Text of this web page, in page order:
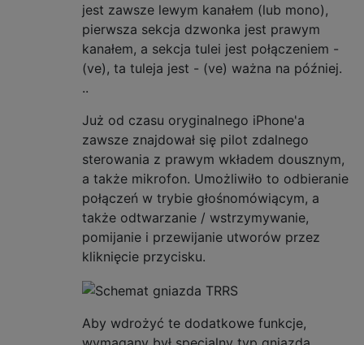
jest zawsze lewym kanałem (lub mono),
pierwsza sekcja dzwonka jest prawym
kanałem, a sekcja tulei jest połączeniem -
(ve), ta tuleja jest - (ve) ważna na później.
..
Już od czasu oryginalnego iPhone'a
zawsze znajdował się pilot zdalnego
sterowania z prawym wkładem dousznym,
a także mikrofon. Umożliwiło to odbieranie
połączeń w trybie głośnomówiącym, a
także odtwarzanie / wstrzymywanie,
pomijanie i przewijanie utworów przez
kliknięcie przycisku.
Aby wdrożyć te dodatkowe funkcje,